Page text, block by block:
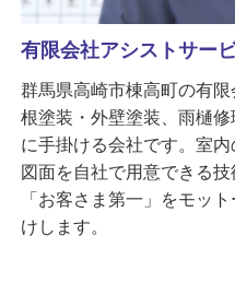
有限会社アシストサー
群馬県高崎市棟高町の有
根塗装・外壁塗装、雨樋
に手掛ける会社です。室
図面を自社で用意できる技
「お客さま第一」をモッ
けします。